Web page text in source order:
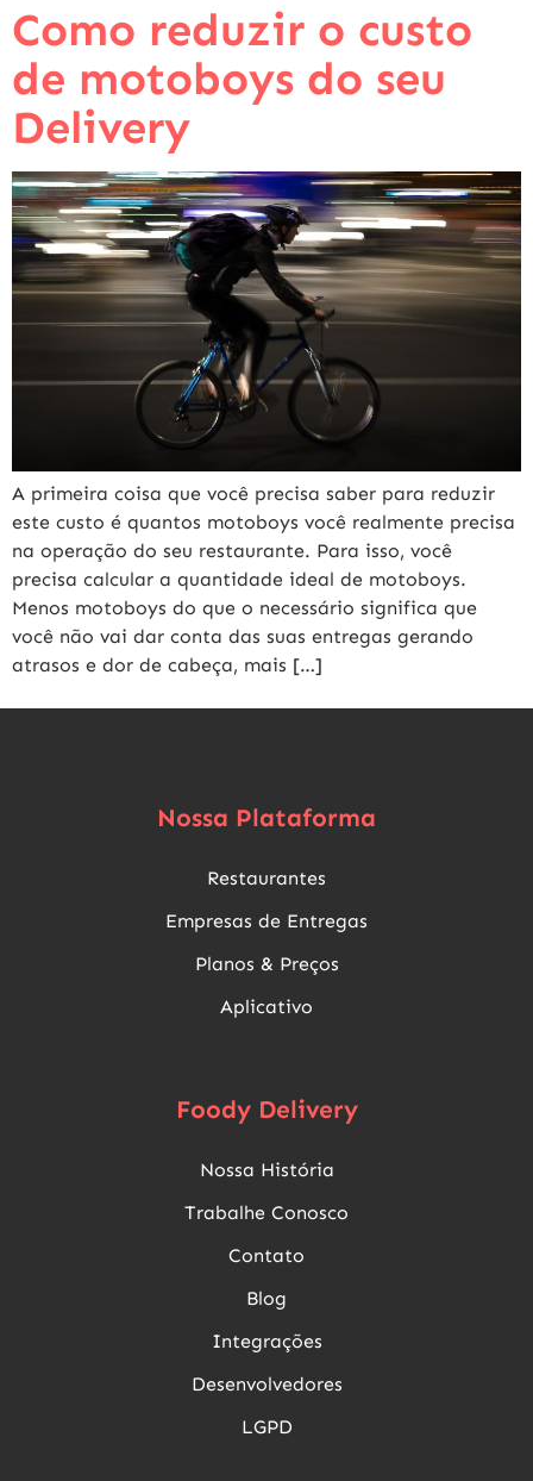
Como reduzir o custo
de motoboys do seu
Delivery
A primeira coisa que você precisa saber para reduzir
este custo é quantos motoboys você realmente precisa
na operação do seu restaurante. Para isso, você
precisa calcular a quantidade ideal de motoboys.
Menos motoboys do que o necessário significa que
você não vai dar conta das suas entregas gerando
atrasos e dor de cabeça, mais […]
Nossa Plataforma
Restaurantes
Empresas de Entregas
Planos & Preços
Aplicativo
Foody Delivery
Nossa História
Trabalhe Conosco
Contato
Blog
Integrações
Desenvolvedores
LGPD